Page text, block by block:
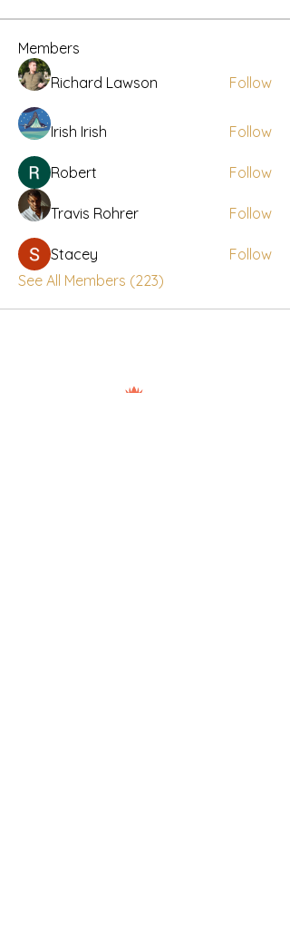
Members
Richard Lawson
Follow
Irish Irish Follow
Robert Follow
Travis Rohrer Follow
Stacey
Follow
See All Members (223)